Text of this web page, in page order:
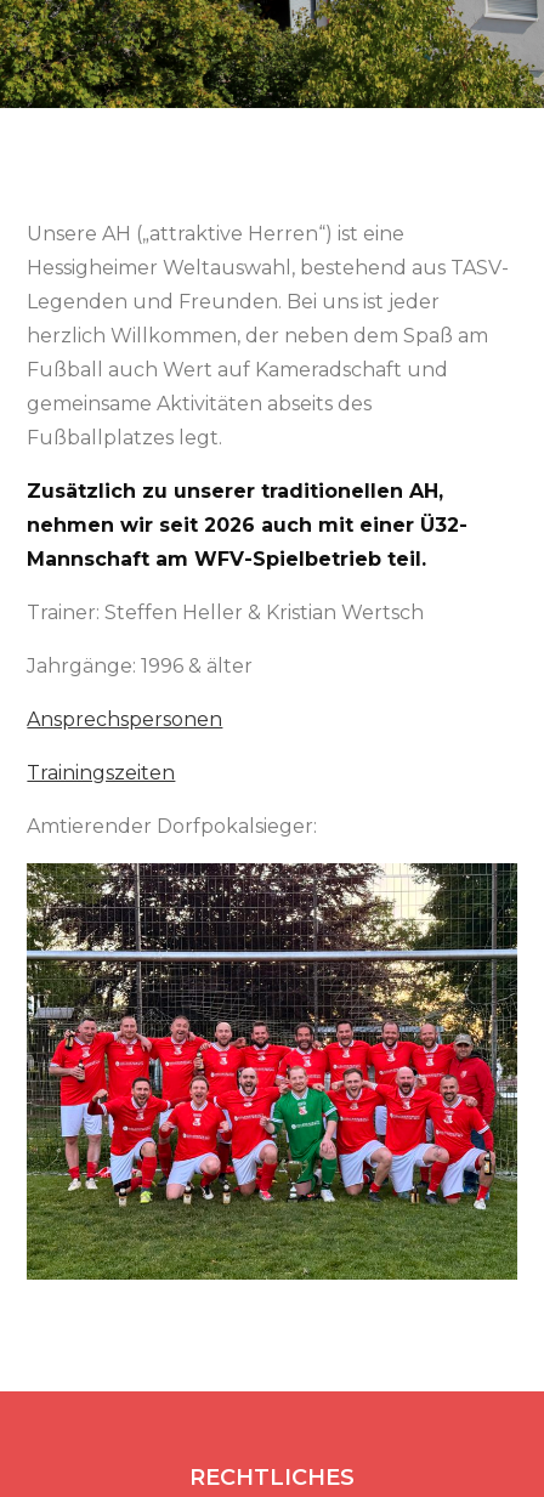
Unsere AH („attraktive Herren“) ist eine
Hessigheimer Weltauswahl, bestehend aus TASV-
Legenden und Freunden. Bei uns ist jeder
herzlich Willkommen, der neben dem Spaß am
Fußball auch Wert auf Kameradschaft und
gemeinsame Aktivitäten abseits des
Fußballplatzes legt.
Zusätzlich zu unserer traditionellen AH,
nehmen wir seit 2026 auch mit einer Ü32-
Mannschaft am WFV-Spielbetrieb teil.
Trainer: Steffen Heller & Kristian Wertsch
Jahrgänge: 1996 & älter
Ansprechspersonen
Trainingszeiten
Amtierender Dorfpokalsieger:
RECHTLICHES